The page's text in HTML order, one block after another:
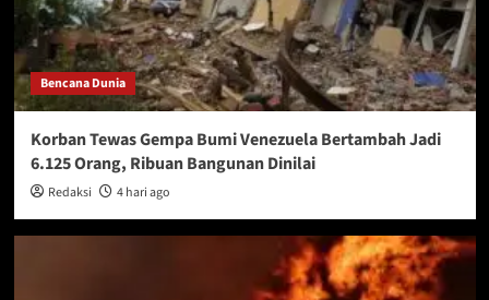
Bencana Dunia
Korban Tewas Gempa Bumi Venezuela Bertambah Jadi
6.125 Orang, Ribuan Bangunan Dinilai
Redaksi 4 hari ago